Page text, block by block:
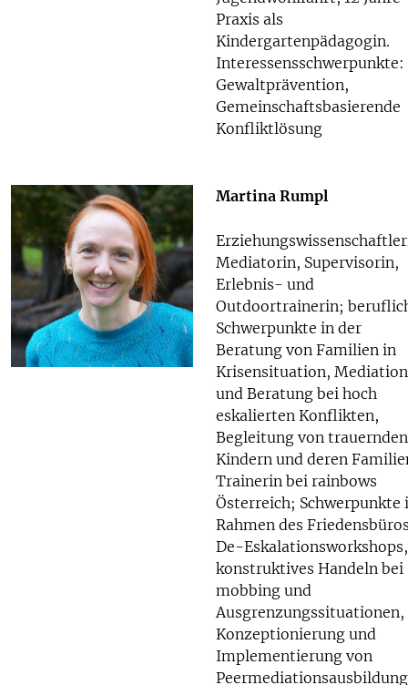
Praxis als
Kindergartenpädagogin.
Interessensschwerpunkte:
Gewaltprävention,
Gemeinschaftsbasierende
Konfliktlösung
Martina Rumpl
Mediatorin, Supervisorin,
Erlebnis- und
Outdoortrainerin;
Schwerpunkte in der
Beratung von Familien in
Krisensituation, Mediation
und Beratung bei hoch
eskalierten Konflikten,
Begleitung von trauernden
Kindern und deren
Trainerin bei rainbows
Österreich; Schwerpunkte
Rahmen des
De-Eskalationsworkshops,
konstruktives Handeln bei
mobbing und
Ausgrenzungssituationen,
Konzeptionierung und
Implementierung von